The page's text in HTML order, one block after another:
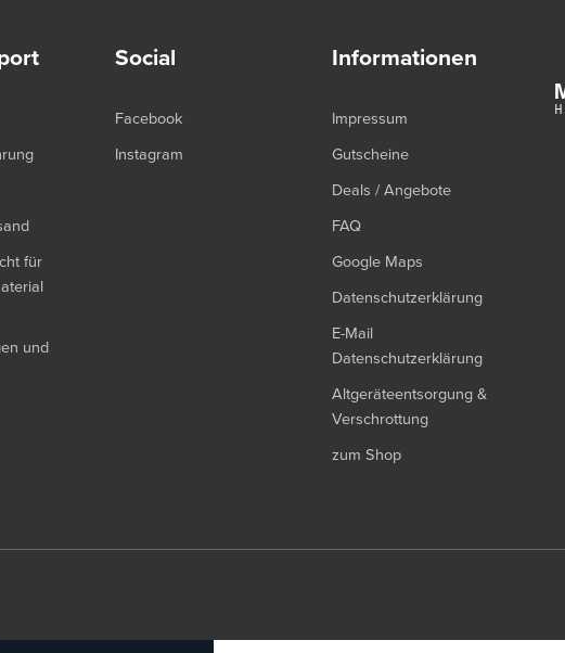
für
und
Social
Facebook
Instagram
Informationen
Impressum
Gutscheine
Deals / Angebote
FAQ
Google Maps
Datenschutzerklärung
E-Mail
Datenschutzerklärung
Altgeräteentsorgung &
Verschrottung
zum Shop